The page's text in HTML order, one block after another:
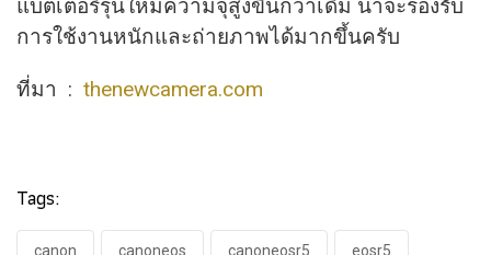
แบตเตอรี่รุ่นใหม่ความจุสูงขึ้นกว่าเดิม น่าจะรองรับ
การใช้งานหนักและถ่ายภาพได้มากขึ้นครับ
ที่มา : thenewcamera.com
Tags:
canon canoneos canoneosr5 eosr5